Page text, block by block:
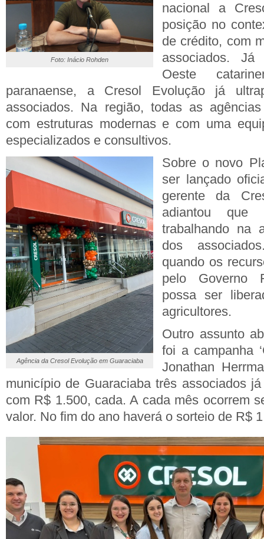
Foto: Inácio Rohden
nacional a
posição no
de crédito, com
associados.
Oeste
paranaense, a Cresol Evolução já
associados. Na região, todas as
com estruturas modernas e com uma
especializados e consultivos.
Agência da Cresol Evolução em Guaraciaba
Sobre o novo
ser lançado
gerente da
adiantou que
trabalhando na
dos
quando os
pelo Governo
possa ser
agricultores.
Outro assunto
foi a campanha
Jonathan
município de Guaraciaba três associados
com R$ 1.500, cada. A cada mês ocorrem
valor. No fim do ano haverá o sorteio de R$